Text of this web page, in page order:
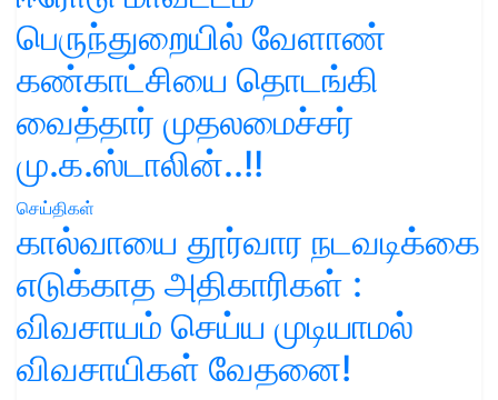
பெருந்துறையில் வேளாண்
கண்காட்சியை தொடங்கி
வைத்தார் முதலமைச்சர்
மு.க.ஸ்டாலின்..!!
செய்திகள்
கால்வாயை தூர்வார நடவடிக்கை
எடுக்காத அதிகாரிகள் :
விவசாயம் செய்ய முடியாமல்
விவசாயிகள் வேதனை!